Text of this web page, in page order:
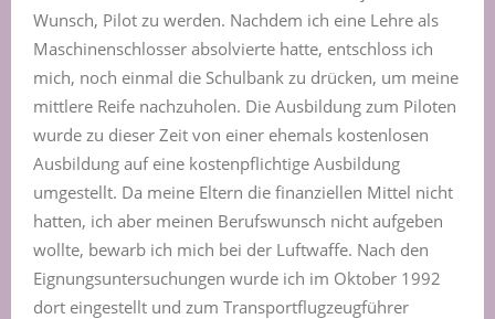
Wunsch, Pilot zu werden. Nachdem ich eine Lehre als
Maschinenschlosser absolvierte hatte, entschloss ich
mich, noch einmal die Schulbank zu drücken, um meine
mittlere Reife nachzuholen. Die Ausbildung zum Piloten
wurde zu dieser Zeit von einer ehemals kostenlosen
Ausbildung auf eine kostenpflichtige Ausbildung
umgestellt. Da meine Eltern die finanziellen Mittel nicht
hatten, ich aber meinen Berufswunsch nicht aufgeben
wollte, bewarb ich mich bei der Luftwaffe. Nach den
Eignungsuntersuchungen wurde ich im Oktober 1992
dort eingestellt und zum Transportflugzeugführer